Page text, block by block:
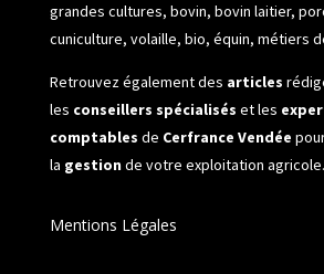
grandes cultures, bovin, bovin laitier,
cuniculture, volaille, bio, équin, métiers
Retrouvez également des articles
les conseillers spécialisés et les
comptables de Cerfrance Vendée
la gestionde votre exploitation agricole.
Mentions Légales